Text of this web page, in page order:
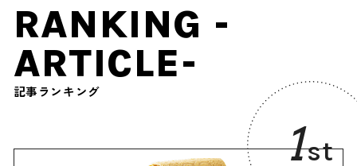
RANKING -
ARTICLE-
記事ランキング
1st